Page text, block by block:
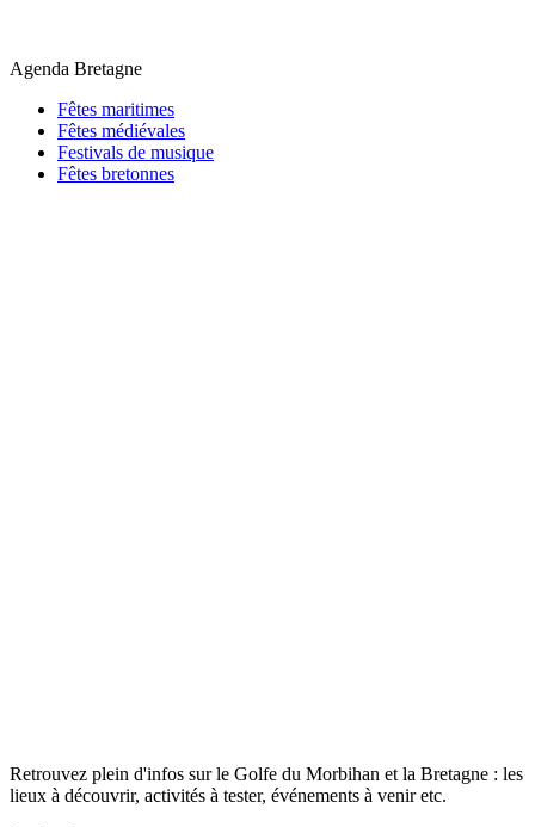
Agenda Bretagne
Fêtes maritimes
Fêtes médiévales
Festivals de musique
Fêtes bretonnes
Retrouvez plein d'infos sur le Golfe du Morbihan et la Bretagne : les
lieux à découvrir, activités à tester, événements à venir etc.